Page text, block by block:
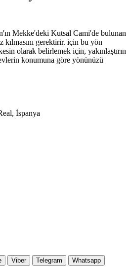
Mekke'deki Kutsal Cami'de bulunan
gerektirir. için bu yön
olarak belirlemek için, yakınlaştırın
konumuna göre yönünüzü
İspanya
Viber Telegram Whatsapp